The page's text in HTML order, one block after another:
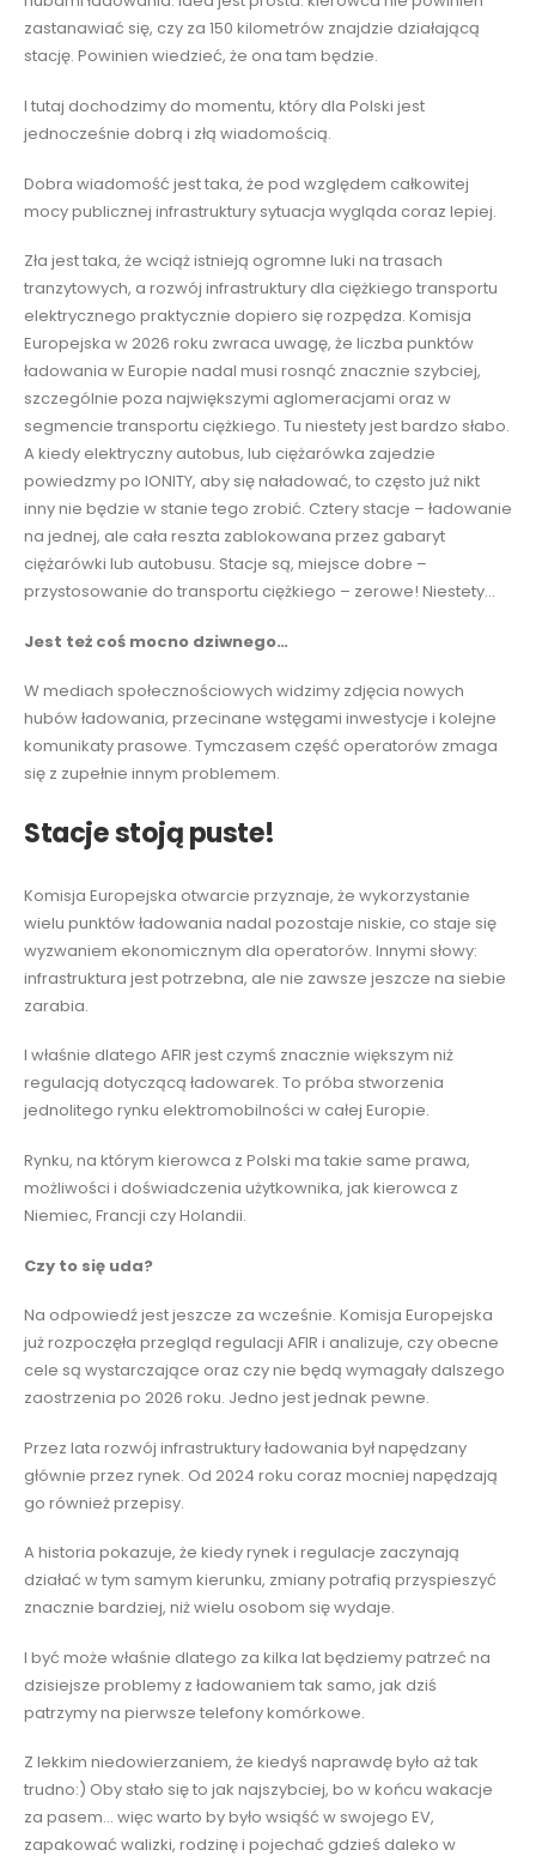
zastanawiać się, czy za 150 kilometrów znajdzie działającą
stację. Powinien wiedzieć, że ona tam będzie.
I tutaj dochodzimy do momentu, który dla Polski jest
jednocześnie dobrą i złą wiadomością.
Dobra wiadomość jest taka, że pod względem całkowitej
mocy publicznej infrastruktury sytuacja wygląda coraz lepiej.
Zła jest taka, że wciąż istnieją ogromne luki na trasach
tranzytowych, a rozwój infrastruktury dla ciężkiego transportu
elektrycznego praktycznie dopiero się rozpędza. Komisja
Europejska w 2026 roku zwraca uwagę, że liczba punktów
ładowania w Europie nadal musi rosnąć znacznie szybciej,
szczególnie poza największymi aglomeracjami oraz w
segmencie transportu ciężkiego. Tu niestety jest bardzo słabo.
A kiedy elektryczny autobus, lub ciężarówka zajedzie
powiedzmy po IONITY, aby się naładować, to często już nikt
inny nie będzie w stanie tego zrobić. Cztery stacje – ładowanie
na jednej, ale cała reszta zablokowana przez gabaryt
ciężarówki lub autobusu. Stacje są, miejsce dobre –
przystosowanie do transportu ciężkiego – zerowe! Niestety…
Jest też coś mocno dziwnego…
W mediach społecznościowych widzimy zdjęcia nowych
hubów ładowania, przecinane wstęgami inwestycje i kolejne
komunikaty prasowe. Tymczasem część operatorów zmaga
się z zupełnie innym problemem.
Stacje stoją puste!
Komisja Europejska otwarcie przyznaje, że wykorzystanie
wielu punktów ładowania nadal pozostaje niskie, co staje się
wyzwaniem ekonomicznym dla operatorów. Innymi słowy:
infrastruktura jest potrzebna, ale nie zawsze jeszcze na siebie
zarabia.
I właśnie dlatego AFIR jest czymś znacznie większym niż
regulacją dotyczącą ładowarek. To próba stworzenia
jednolitego rynku elektromobilności w całej Europie.
Rynku, na którym kierowca z Polski ma takie same prawa,
możliwości i doświadczenia użytkownika, jak kierowca z
Niemiec, Francji czy Holandii.
Czy to się uda?
Na odpowiedź jest jeszcze za wcześnie. Komisja Europejska
już rozpoczęła przegląd regulacji AFIR i analizuje, czy obecne
cele są wystarczające oraz czy nie będą wymagały dalszego
zaostrzenia po 2026 roku. Jedno jest jednak pewne.
Przez lata rozwój infrastruktury ładowania był napędzany
głównie przez rynek. Od 2024 roku coraz mocniej napędzają
go również przepisy.
A historia pokazuje, że kiedy rynek i regulacje zaczynają
działać w tym samym kierunku, zmiany potrafią przyspieszyć
znacznie bardziej, niż wielu osobom się wydaje.
I być może właśnie dlatego za kilka lat będziemy patrzeć na
dzisiejsze problemy z ładowaniem tak samo, jak dziś
patrzymy na pierwsze telefony komórkowe.
Z lekkim niedowierzaniem, że kiedyś naprawdę było aż tak
trudno:) Oby stało się to jak najszybciej, bo w końcu wakacje
za pasem… więc warto by było wsiąść w swojego EV,
zapakować walizki, rodzinę i pojechać gdzieś daleko w